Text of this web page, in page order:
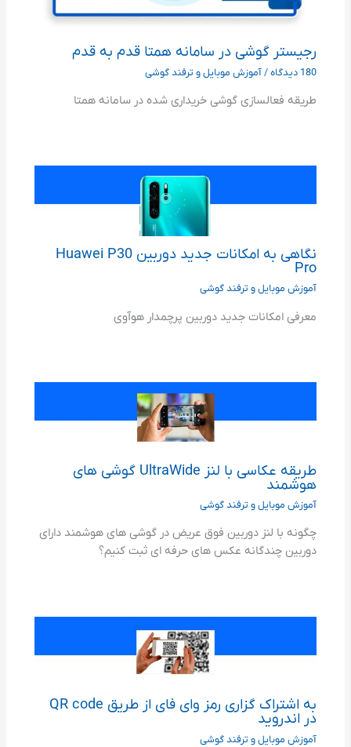
رجیستر گوشی در سامانه همتا قدم به قدم
180 دیدگاه /آموزش موبایل و ترفند گوشی
طریقه فعالسازی گوشی خریداری شده در سامانه همتا
نگاهی به امکانات جدید دوربین Huawei P30
Pro
آموزش موبایل و ترفند گوشی
معرفی امکانات جدید دوربین پرچمدار هوآوی
طریقه عکاسی با لنز UltraWide گوشی های
هوشمند
آموزش موبایل و ترفند گوشی
چگونه با لنز دوربین فوق عریض در گوشی های هوشمند دارای
دوربین چندگانه عکس های حرفه ای ثبت کنیم؟
به اشتراک گزاری رمز وای فای از طریق QR code
در اندروید
آموزش موبایل و ترفند گوشی